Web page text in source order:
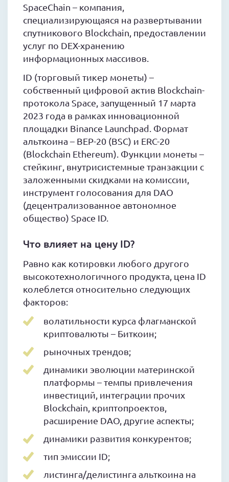
SpaceChain – компания,
специализирующаяся на развертывании
спутникового Blockchain, предоставлении
услуг по DEX-хранению
информационных массивов.
ID (торговый тикер монеты) –
собственный цифровой актив Blockchain-
протокола Space, запущенный 17 марта
2023 года в рамках инновационной
площадки Binance Launchpad. Формат
альткоина – BEP-20 (BSC) и ERC-20
(Blockchain Ethereum). Функции монеты –
стейкинг, внутрисистемные транзакции с
заложенными скидками на комиссии,
инструмент голосования для DAO
(децентрализованное автономное
общество) Space ID.
Что влияет на цену ID?
Равно как котировки любого другого
высокотехнологичного продукта, цена ID
колеблется относительно следующих
факторов:
волатильности курса флагманской
криптовалюты – Биткоин;
рыночных трендов;
динамики эволюции материнской
платформы – темпы привлечения
инвестиций, интеграции прочих
Blockchain, криптопроектов,
расширение DAO, другие аспекты;
динамики развития конкурентов;
тип эмиссии ID;
листинга/делистинга альткоина на